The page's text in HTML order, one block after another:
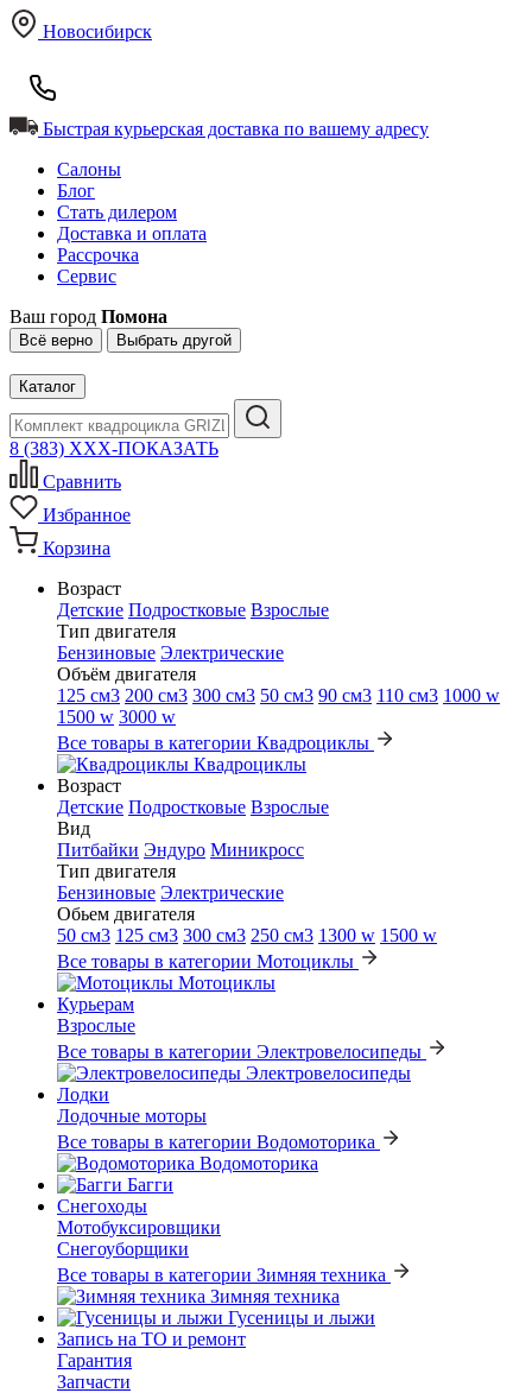
Новосибирск
Быстрая курьерская доставка по вашему адресу
Салоны
Блог
Стать дилером
Доставка и оплата
Рассрочка
Сервис
Ваш город Помона
Всё верно Выбрать другой
Каталог
8 (383) XXX-ПОКАЗАТЬ
Сравнить
Избранное
Корзина
Возраст
Детские Подростковые Взрослые
Тип двигателя
Бензиновые Электрические
Объём двигателя
125 см3 200 см3 300 см3 50 см3 90 см3 110 см3 1000 w
1500 w 3000 w
Все товары в категории Квадроциклы
Квадроциклы
Возраст
Детские Подростковые Взрослые
Вид
Питбайки Эндуро Миникросс
Тип двигателя
Бензиновые Электрические
Обьем двигателя
50 см3 125 см3 300 см3 250 см3 1300 w 1500 w
Все товары в категории Мотоциклы
Мотоциклы
Курьерам
Взрослые
Все товары в категории Электровелосипеды
Электровелосипеды
Лодки
Лодочные моторы
Все товары в категории Водомоторика
Водомоторика
Багги
Снегоходы
Мотобуксировщики
Снегоуборщики
Все товары в категории Зимняя техника
Зимняя техника
Гусеницы и лыжи
Запись на ТО и ремонт
Гарантия
Запчасти